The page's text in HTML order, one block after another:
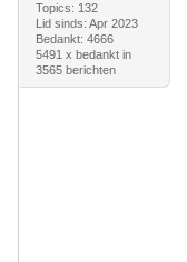
Topics: 132
Lid sinds: Apr 2023
Bedankt: 4666
5491 x bedankt in
3565 berichten